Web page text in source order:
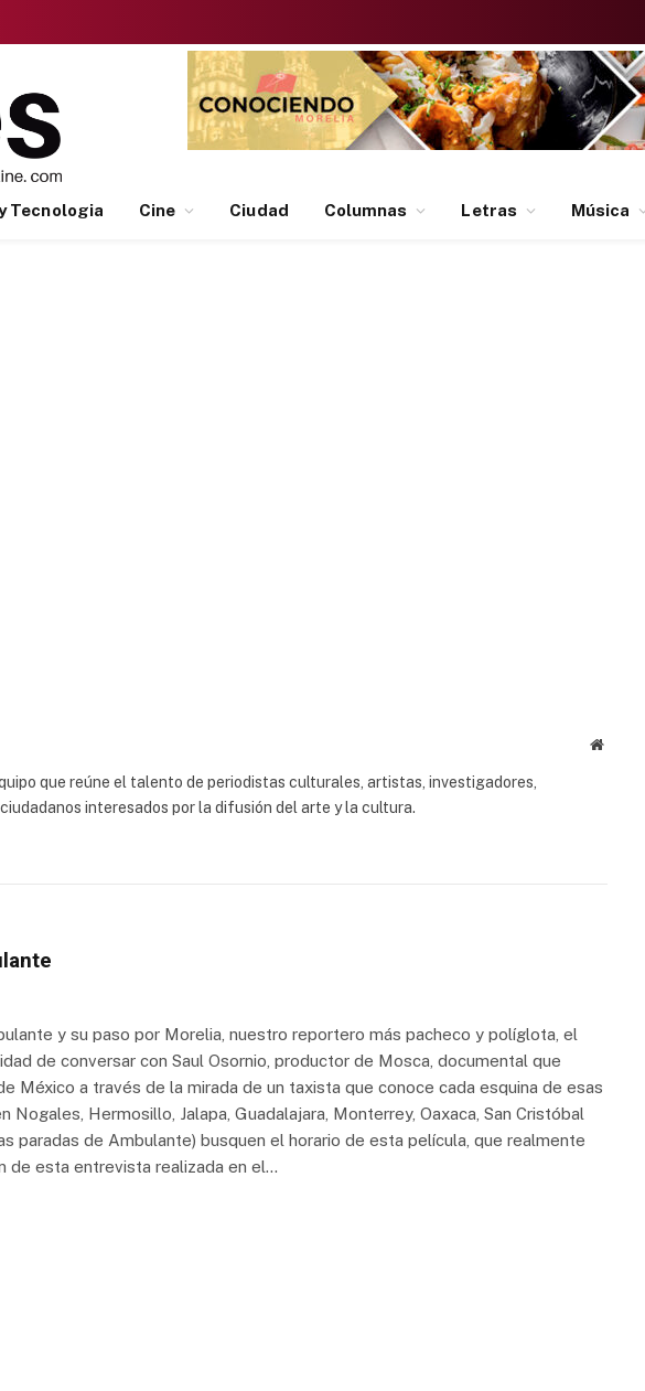
Tecnologia Cine Ciudad Columnas Letras Música
Website
que reúne el talento de periodistas culturales, artistas, investigadores,
interesados por la difusión del arte y la cultura.
y su paso por Morelia, nuestro reportero más pacheco y políglota, el
de conversar con Saul Osornio, productor de Mosca, documental que
México a través de la mirada de un taxista que conoce cada esquina de esas
Nogales, Hermosillo, Jalapa, Guadalajara, Monterrey, Oaxaca, San Cristóbal
paradas de Ambulante) busquen el horario de esta película, que realmente
de esta entrevista realizada en el…